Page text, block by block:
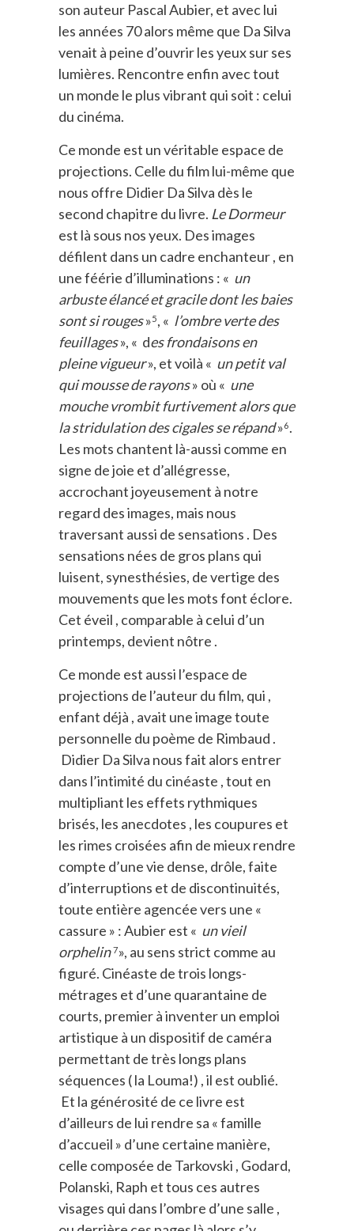
son auteur Pascal Aubier, et avec lui
les années 70 alors même que Da Silva
venait à peine d’ouvrir les yeux sur ses
lumières. Rencontre enfin avec tout
un monde le plus vibrant qui soit : celui
du cinéma.
Ce monde est un véritable espace de
projections. Celle du film lui-même que
nous offre Didier Da Silva dès le
second chapitre du livre. Le Dormeur
est là sous nos yeux. Des images
défilent dans un cadre enchanteur , en
une féérie d’illuminations : « un
arbuste élancé et gracile dont les baies
sont si rouges»5, « l’ombre verte des
feuillages», « des frondaisons en
pleine vigueur», et voilà « un petit val
qui mousse de rayons» où « une
mouche vrombit furtivement alors que
la stridulation des cigales se répand»6.
Les mots chantent là-aussi comme en
signe de joie et d’allégresse,
accrochant joyeusement à notre
regard des images, mais nous
traversant aussi de sensations . Des
sensations nées de gros plans qui
luisent, synesthésies, de vertige des
mouvements que les mots font éclore.
Cet éveil , comparable à celui d’un
printemps, devient nôtre .
Ce monde est aussi l’espace de
projections de l’auteur du film, qui ,
enfant déjà , avait une image toute
personnelle du poème de Rimbaud .
Didier Da Silva nous fait alors entrer
dans l’intimité du cinéaste , tout en
multipliant les effets rythmiques
brisés, les anecdotes , les coupures et
les rimes croisées afin de mieux rendre
compte d’une vie dense, drôle, faite
d’interruptions et de discontinuités,
toute entière agencée vers une «
cassure » : Aubier est « un vieil
orphelin 7», au sens strict comme au
figuré. Cinéaste de trois longs-
métrages et d’une quarantaine de
courts, premier à inventer un emploi
artistique à un dispositif de caméra
permettant de très longs plans
séquences ( la Louma!) , il est oublié.
Et la générosité de ce livre est
d’ailleurs de lui rendre sa « famille
d’accueil » d’une certaine manière,
celle composée de Tarkovski , Godard,
Polanski, Raph et tous ces autres
visages qui dans l’ombre d’une salle ,